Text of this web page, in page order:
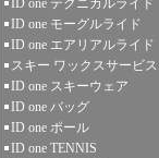
ID one テクニカルライド
ID one モーグルライド
ID one エアリアルライド
スキー ワックスサービス
ID one スキーウェア
ID one バッグ
ID one ポール
ID one TENNIS